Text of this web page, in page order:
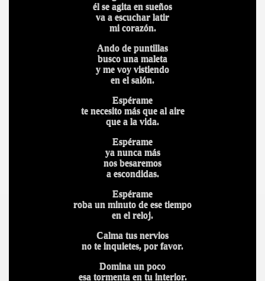
él se agita en sueños
va a escuchar latir
mi corazón.
Ando de puntillas
busco una maleta
y me voy vistiendo
en el salón.
Espérame
te necesito más que al aire
que a la vida.
Espérame
ya nunca más
nos besaremos
a escondidas.
Espérame
roba un minuto de ese tiempo
en el reloj.
Calma tus nervios
no te inquietes, por favor.
Domina un poco
esa tormenta en tu interior.